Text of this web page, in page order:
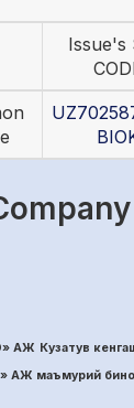
Issue's
АЖ Кузатув
АЖ маъмурий